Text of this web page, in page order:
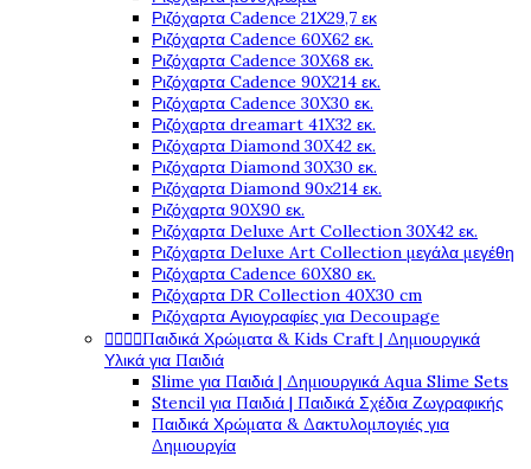
Ριζόχαρτα Cadence 21Χ29,7 εκ
Ριζόχαρτα Cadence 60X62 εκ.
Ριζόχαρτα Cadence 30X68 εκ.
Ριζόχαρτα Cadence 90X214 εκ.
Ριζόχαρτα Cadence 30X30 εκ.
Ριζόχαρτα dreamart 41X32 εκ.
Ριζόχαρτα Diamond 30X42 εκ.
Ριζόχαρτα Diamond 30X30 εκ.
Ριζόχαρτα Diamond 90x214 εκ.
Ριζόχαρτα 90X90 εκ.
Ριζόχαρτα Deluxe Art Collection 30X42 εκ.
Ριζόχαρτα Deluxe Art Collection μεγάλα μεγέθη
Ριζόχαρτα Cadence 60X80 εκ.
Ριζόχαρτα DR Collection 40X30 cm
Ριζόχαρτα Αγιογραφίες για Decoupage
Παιδικά Χρώματα & Kids Craft | Δημιουργικά
Υλικά για Παιδιά
Slime για Παιδιά | Δημιουργικά Aqua Slime Sets
Stencil για Παιδιά | Παιδικά Σχέδια Ζωγραφικής
Παιδικά Χρώματα & Δακτυλομπογιές για
Δημιουργία